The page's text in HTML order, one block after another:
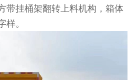
带挂桶架翻转上料机构，箱体
样。